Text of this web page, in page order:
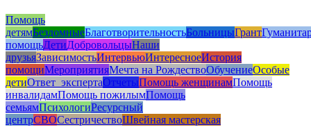
Помощь
детямБездомныеБлаготворительностьБольницыГрант
помощьДетиДобровольцыНаши
друзьяЗависимостьИнтервьюИнтересноеИстория
помощиМероприятияМечта на РождествоОбучениеОсобые
детиОтвет_экспертаОтчетыПомощь женщинамПомощь
инвалидамПомощь пожилымПомощь
семьямПсихологиРесурсный
центрСВОСестричествоШвейная мастерская